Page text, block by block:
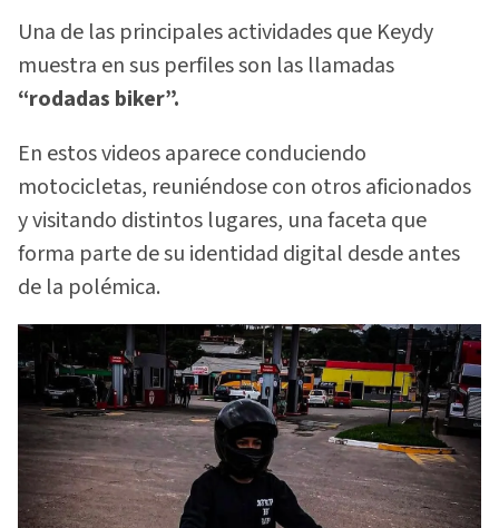
Una de las principales actividades que Keydy
muestra en sus perfiles son las llamadas
“rodadas biker”.
En estos videos aparece conduciendo
motocicletas, reuniéndose con otros aficionados
y visitando distintos lugares, una faceta que
forma parte de su identidad digital desde antes
de la polémica.